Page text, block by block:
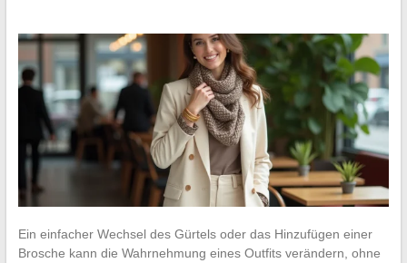
Ein einfacher Wechsel des Gürtels oder das Hinzufügen einer
Brosche kann die Wahrnehmung eines Outfits verändern, ohne